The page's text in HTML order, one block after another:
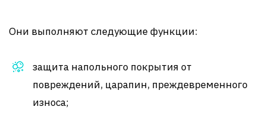
Они выполняют следующие функции:
защита напольного покрытия от
повреждений, царапин, преждевременного
износа;